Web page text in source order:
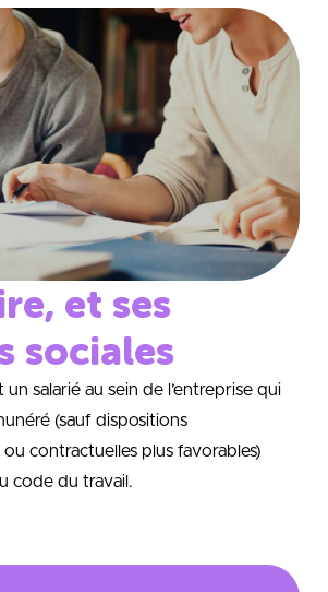
et ses
sociales
un salarié au sein de l’entreprise qui
(sauf dispositions
contractuelles plus favorables)
code du travail.